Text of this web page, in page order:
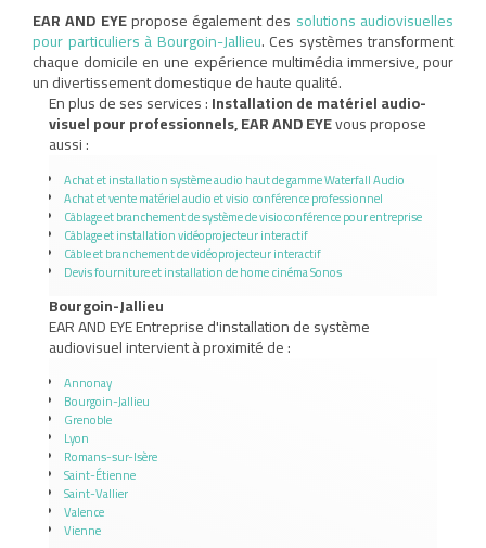
EAR AND EYEpropose également des solutions audiovisuelles
pour particuliers à Bourgoin-Jallieu. Ces systèmes transforment
chaque domicile en une expérience multimédia immersive, pour
un divertissement domestique de haute qualité.
En plus de ses services :Installation de matériel audio-
visuel pour professionnels, EAR AND EYEvous propose
aussi :
Achat et installation système audio haut de gamme Waterfall Audio
Achat et vente matériel audio et visio conférence professionnel
Câblage et branchement de système de visioconférence pour entreprise
Câblage et installation vidéoprojecteur interactif
Câble et branchement de vidéoprojecteur interactif
Devis fourniture et installation de home cinéma Sonos
Bourgoin-Jallieu
EAR AND EYE Entreprise d'installation de système
audiovisuel intervient à proximité de :
Annonay
Bourgoin-Jallieu
Grenoble
Lyon
Romans-sur-Isère
Saint-Étienne
Saint-Vallier
Valence
Vienne